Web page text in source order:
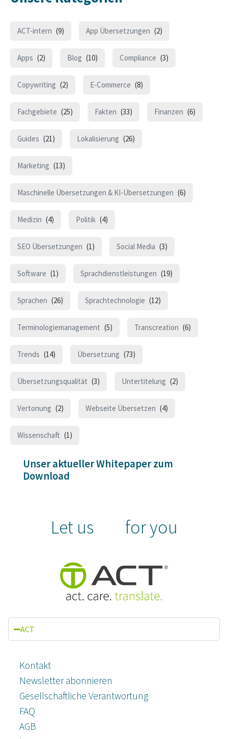
ACT-intern (9) App Übersetzungen (2)
Apps (2) Blog (10) Compliance (3)
Copywriting (2) E-Commerce (8)
Fachgebiete (25) Fakten (33) Finanzen (6)
Guides (21) Lokalisierung (26)
Marketing (13)
Maschinelle Übersetzungen & KI-Übersetzungen (6)
Medizin (4) Politik (4)
SEO Übersetzungen (1) Social Media (3)
Software (1) Sprachdienstleistungen (19)
Sprachen (26) Sprachtechnologie (12)
Terminologiemanagement (5) Transcreation (6)
Trends (14) Übersetzung (73)
Übersetzungsqualität (3) Untertitelung (2)
Vertonung (2) Webseite Übersetzen (4)
Wissenschaft (1)
Unser aktueller Whitepaper zum
Download
Let us for you
ACT
Kontakt
Newsletter abonnieren
Gesellschaftliche Verantwortung
FAQ
AGB